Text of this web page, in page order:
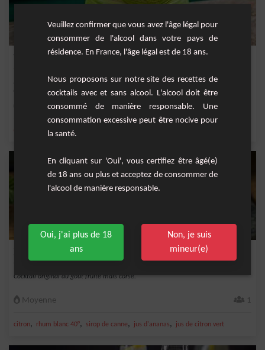
Whiskiwi
Le Whiskiwi est une recette parfaite pour se détendre les jours ensoleillés. Il
combine...
Moyenne
citron citron vert frais
Zombie
Cocktail original au goût fruité mais corsé.
Moyenne 1
citron, rhum blanc 40°, sirop de canne, jus d'ananas, jus de citron vert
Veuillez confirmer que vous avez l'âge légal pour
consommer de l'alcool dans votre pays de
résidence. En France, l'âge légal est de 18 ans.
Nous proposons sur notre site des recettes de
cocktails avec et sans alcool. L'alcool doit être
consommé de manière responsable. Une
consommation excessive peut être nocive pour
la santé.
En cliquant sur 'Oui', vous certifiez être âgé(e)
de 18 ans ou plus et acceptez de consommer de
l'alcool de manière responsable.
Oui, j'ai plus de 18
ans
Non, je suis
mineur(e)